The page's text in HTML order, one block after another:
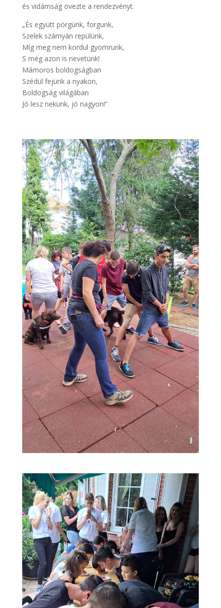
és vidámság övezte a rendezvényt.
„És együtt pörgünk, forgunk,
Szelek szárnyán repülünk,
Míg meg nem kordul gyomrunk,
S még azon is nevetünk!
Mámoros boldogságban
Szédül fejünk a nyakon,
Boldogság világában
Jó lesz nekünk, jó nagyon!”